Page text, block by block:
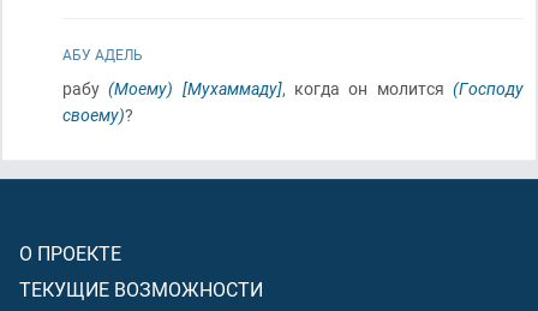
АБУ АДЕЛЬ
рабу(Моему) [Мухаммаду], когда он молится(Господу
своему)?
О ПРОЕКТЕ
ТЕКУЩИЕ ВОЗМОЖНОСТИ